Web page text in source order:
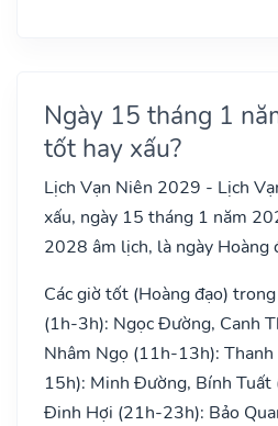
Ngày 15 tháng 1
tốt hay xấu?
Lịch Vạn Niên 2029 - Lịch
xấu, ngày 15 tháng 1 năm
2028 âm lịch, là ngày Hoàng
Các giờ tốt (Hoàng đạo)
(1h-3h): Ngọc Đường, Canh
Nhâm Ngọ (11h-13h):
15h): Minh Đường, Bính
Đinh Hợi (21h-23h): Bảo